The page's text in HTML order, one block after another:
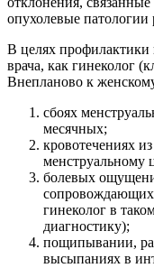
опухолевые
В целях профилактики
врача, как гинеколог
Внепланово к
сбоях
месячных;
кровотечениях
менструальному
болевых
гинеколог в
диагностику);
пощипывании,
высыпаниях в